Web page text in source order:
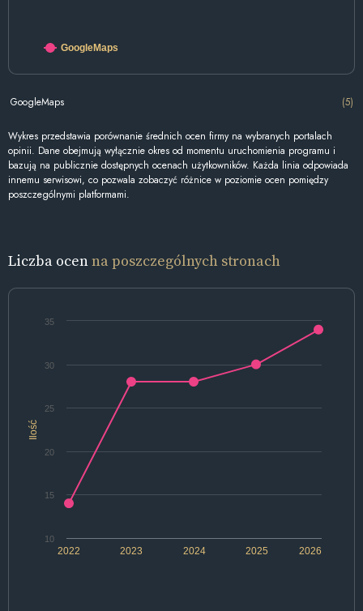
GoogleMaps
GoogleMaps (5)
Wykres przedstawia porównanie średnich ocen firmy na wybranych portalach
opinii. Dane obejmują wyłącznie okres od momentu uruchomienia programu i
bazują na publicznie dostępnych ocenach użytkowników. Każda linia odpowiada
innemu serwisowi, co pozwala zobaczyć różnice w poziomie ocen pomiędzy
poszczególnymi platformami.
Liczba ocenna poszczególnych stronach
Ilość
2022 2024 2026
2023 2025
10
15
20
25
30
35